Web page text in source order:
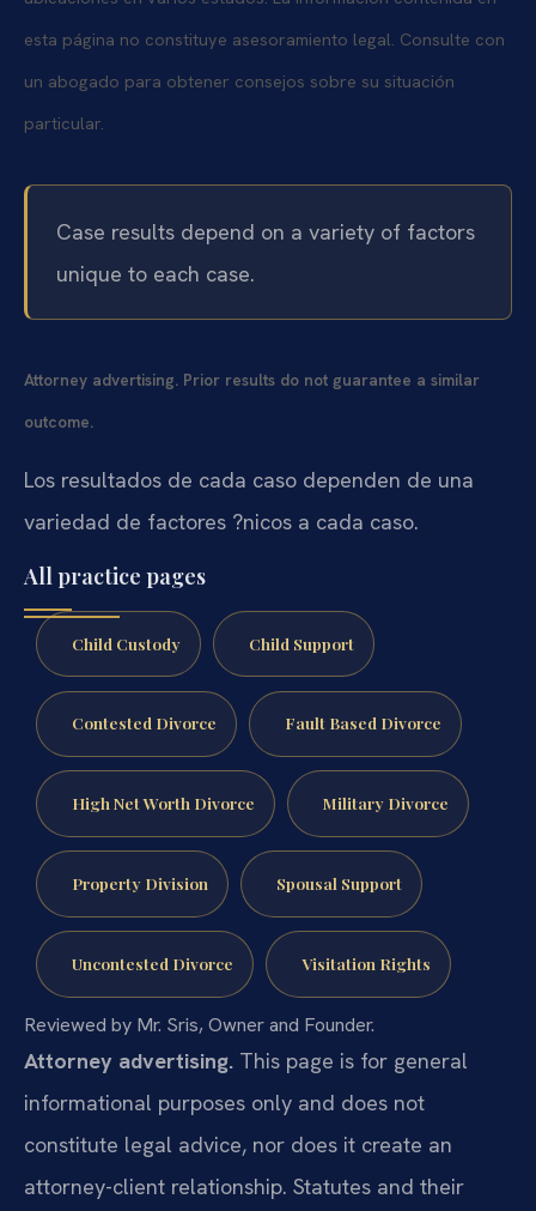
esta página no constituye asesoramiento legal. Consulte con
un abogado para obtener consejos sobre su situación
particular.
Case results depend on a variety of factors
unique to each case.
Attorney advertising. Prior results do not guarantee a similar
outcome.
Los resultados de cada caso dependen de una
variedad de factores ?nicos a cada caso.
All practice pages
Child Custody Child Support
Contested Divorce Fault Based Divorce
High Net Worth Divorce Military Divorce
Property Division Spousal Support
Uncontested Divorce Visitation Rights
Reviewed by Mr. Sris, Owner and Founder.
Attorney advertising. This page is for general
informational purposes only and does not
constitute legal advice, nor does it create an
attorney-client relationship. Statutes and their